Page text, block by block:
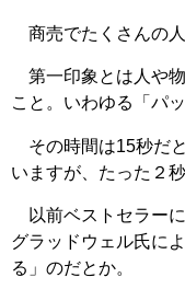
商売でたくさんの人
第一印象とは人や
こと。いわゆる「パ
その時間は15秒だ
いますが、たった２
以前ベストセラー
グラッドウェル氏に
る」のだとか。